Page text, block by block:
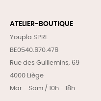
ATELIER-BOUTIQUE
Youpla SPRL
BE0540.670.476
Rue des Guillemins, 69
4000 Liège
Mar - Sam / 10h - 18h